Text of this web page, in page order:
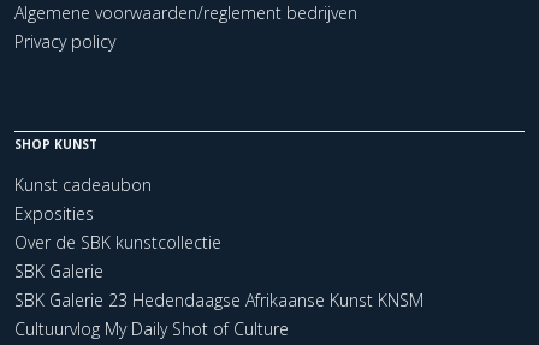
Algemene voorwaarden/reglement bedrijven
Privacy policy
SHOP KUNST
Kunst cadeaubon
Exposities
Over de SBK kunstcollectie
SBK Galerie
SBK Galerie 23 Hedendaagse Afrikaanse Kunst KNSM
Cultuurvlog My Daily Shot of Culture